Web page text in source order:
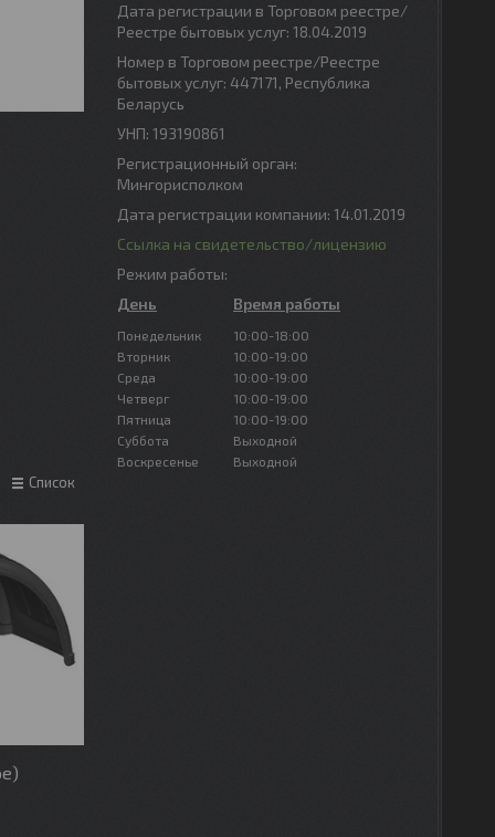
Список
Дата регистрации в Торговом реестре/
Реестре бытовых услуг: 18.04.2019
Номер в Торговом реестре/Реестре
бытовых услуг: 447171, Республика
Беларусь
УНП: 193190861
Регистрационный орган:
Мингорисполком
Дата регистрации компании: 14.01.2019
Ссылка на свидетельство/лицензию
Режим работы:
День
Время работы
Понедельник
10:00-18:00
Вторник
10:00-19:00
Среда
10:00-19:00
Четверг
10:00-19:00
Пятница
10:00-19:00
Суббота
Выходной
Воскресенье
Выходной